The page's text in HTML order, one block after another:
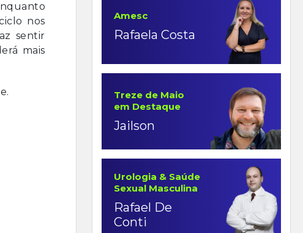
nos
sentir
mais
Amesc
Rafaela Costa
Treze de Maio
em Destaque
Jailson
Urologia & Saúde
Sexual Masculina
Rafael De
Conti